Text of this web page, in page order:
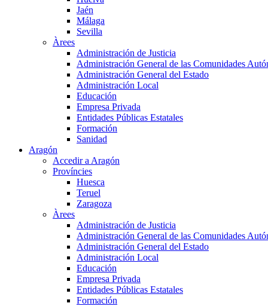
Jaén
Málaga
Sevilla
Àrees
Administración de Justicia
Administración General de las Comunidades
Administración General del Estado
Administración Local
Educación
Empresa Privada
Entidades Públicas Estatales
Formación
Sanidad
Aragón
Accedir a Aragón
Províncies
Huesca
Teruel
Zaragoza
Àrees
Administración de Justicia
Administración General de las Comunidades
Administración General del Estado
Administración Local
Educación
Empresa Privada
Entidades Públicas Estatales
Formación